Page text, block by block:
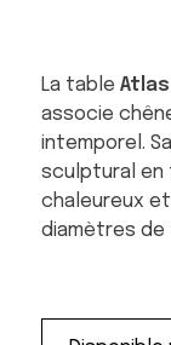
La table
associe
intemporel.
sculptural en
chaleureux
diamètres de